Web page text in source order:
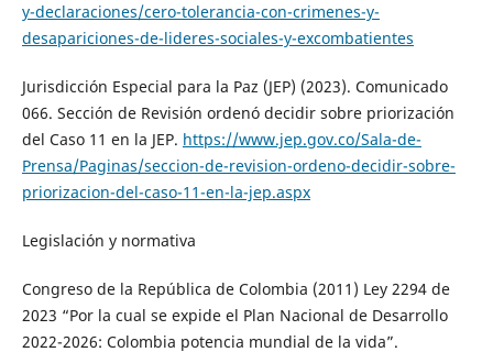
y-declaraciones/cero-tolerancia-con-crimenes-y-
desapariciones-de-lideres-sociales-y-excombatientes
Jurisdicción Especial para la Paz (JEP) (2023). Comunicado
066. Sección de Revisión ordenó decidir sobre priorización
del Caso 11 en la JEP. https://www.jep.gov.co/Sala-de-
Prensa/Paginas/seccion-de-revision-ordeno-decidir-sobre-
priorizacion-del-caso-11-en-la-jep.aspx
Legislación y normativa
Congreso de la República de Colombia (2011) Ley 2294 de
2023 “Por la cual se expide el Plan Nacional de Desarrollo
2022-2026: Colombia potencia mundial de la vida”.